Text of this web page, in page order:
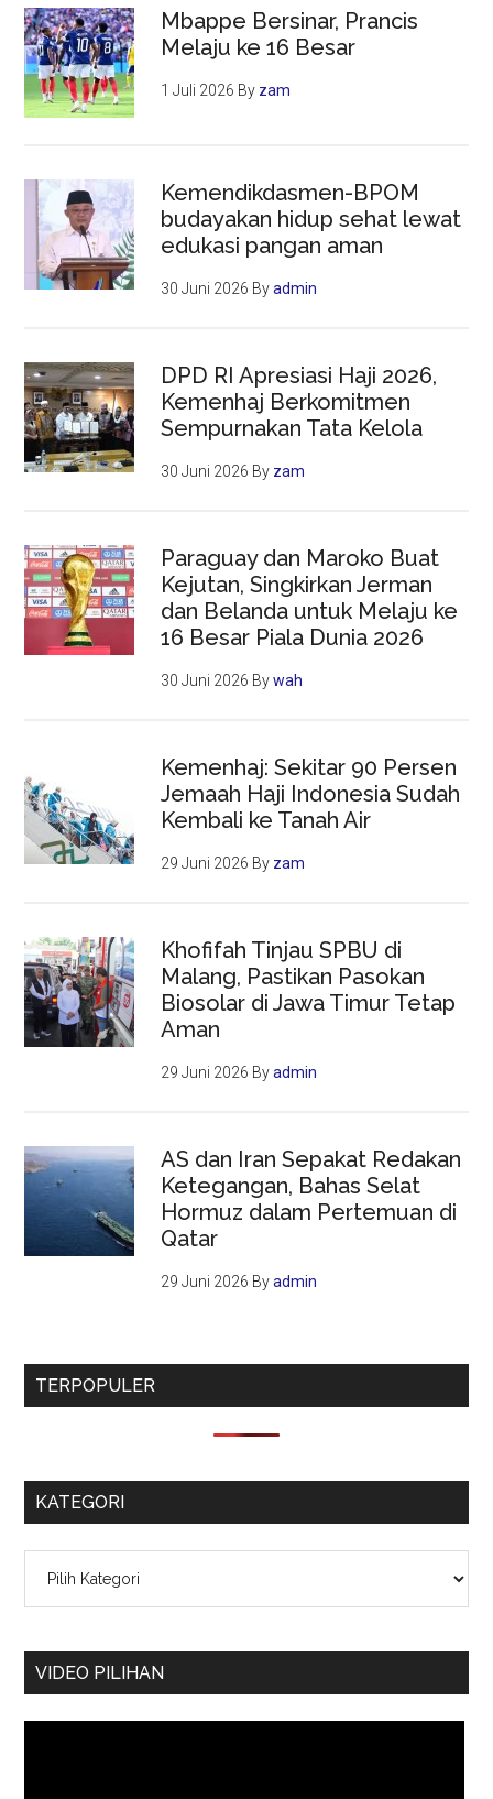
Mbappe Bersinar, Prancis
Melaju ke 16 Besar
1 Juli 2026 By zam
Kemendikdasmen-BPOM
budayakan hidup sehat lewat
edukasi pangan aman
30 Juni 2026 Byadmin
DPD RI Apresiasi Haji 2026,
Kemenhaj Berkomitmen
Sempurnakan Tata Kelola
30 Juni 2026 By zam
Paraguay dan Maroko Buat
Kejutan, Singkirkan Jerman
dan Belanda untuk Melaju ke
16 Besar Piala Dunia 2026
30 Juni 2026 Bywah
Kemenhaj: Sekitar 90 Persen
Jemaah Haji Indonesia Sudah
Kembali ke Tanah Air
29 Juni 2026 By zam
Khofifah Tinjau SPBU di
Malang, Pastikan Pasokan
Biosolar di Jawa Timur Tetap
Aman
29 Juni 2026 Byadmin
AS dan Iran Sepakat Redakan
Ketegangan, Bahas Selat
Hormuz dalam Pertemuan di
Qatar
29 Juni 2026 Byadmin
TERPOPULER
KATEGORI
VIDEO PILIHAN